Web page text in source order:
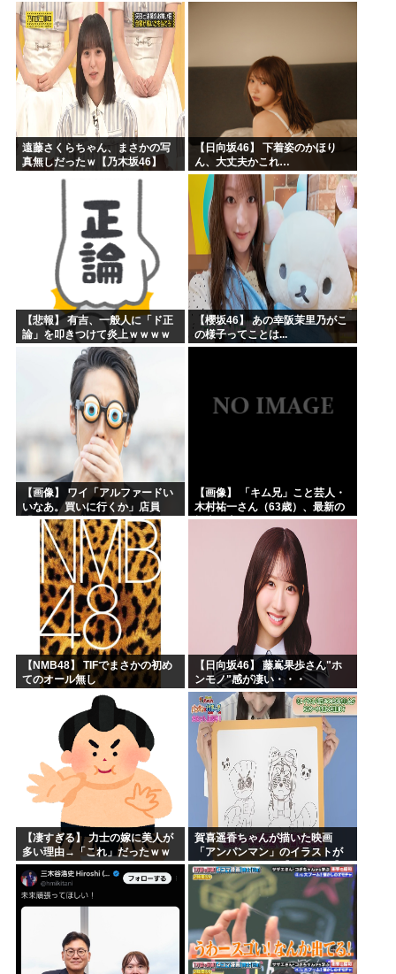
ッズの準備しとけよ」寝起きの
私「知るかボケ」兄嫁「キィィ
ィィー！！！！」私「あ…」
遠藤さくらちゃん、まさかの写
真無しだったｗ【乃木坂46】
【日向坂46】 下着姿のかほり
ん、大丈夫かこれ…
【悲報】 有吉、一般人に「ド正
論」を叩きつけて炎上ｗｗｗｗ
【櫻坂46】 あの幸阪茉里乃がこ
の様子ってことは...
【画像】 ワイ「アルファードい
いなあ。買いに行くか」店員
「ほいっ見積もりな！」ワイ
「金額おかしくね？」←お前ら
もそう思うよな？？？？？
【画像】 「キム兄」こと芸人・
木村祐一さん（63歳）、最新の
松本人志さんとのツーショット
が完全に別人だとネット騒然！
「マジで誰かわからん」...
【NMB48】 TIFでまさかの初め
てのオール無し
【日向坂46】 藤嶌果歩さん"ホ
ンモノ"感が凄い・・・
【凄すぎる】 力士の嫁に美人が
多い理由→「これ」だったｗｗ
ｗｗｗｗｗ
賀喜遥香ちゃんが描いた映画
「アンパンマン」のイラストが
上手すぎる！！！【乃木坂46】